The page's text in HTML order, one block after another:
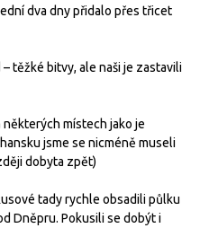
dva dny přidalo přes třicet
těžké bitvy, ale naši je zastavili
některých místech jako je
jsme se nicméně museli
dobyta zpět)
tady rychle obsadili půlku
Dněpru. Pokusili se dobýt i